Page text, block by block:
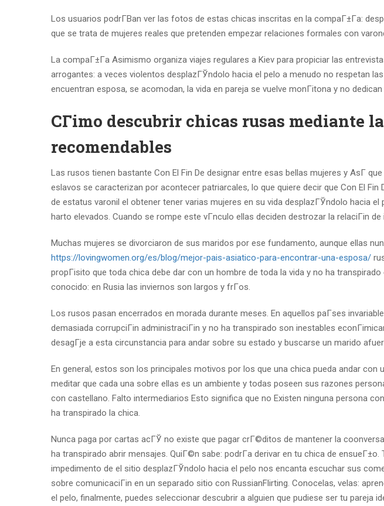
Los usuarios podrГ­В­an ver las fotos de estas chicas inscritas en la compaГ±Г­a:
que se trata de mujeres reales que pretenden empezar relaciones formales con
La compaГ±Г­a Asimismo organiza viajes regulares a Kiev para propiciar las
arrogantes: a veces violentos desplazГЎndolo hacia el pelo a menudo no respetan
encuentran esposa, se acomodan, la vida en pareja se vuelve monГіtona y no
CГіmo descubrir chicas rusas mediante
recomendables
Las rusos tienen bastante Con El Fin De designar entre esas bellas mujeres y AsГ­
eslavos se caracterizan por acontecer patriarcales, lo que quiere decir que Con El
de estatus varonil el obtener tener varias mujeres en su vida desplazГЎndolo hacia
harto elevados. Cuando se rompe este vГ­nculo ellas deciden destrozar la relaciГіn
Muchas mujeres se divorciaron de sus maridos por ese fundamento, aunque ellas
https://lovingwomen.org/es/blog/mejor-pais-asiatico-para-encontrar-una-esposa/
propГіsito que toda chica debe dar con un hombre de toda la vida y no ha
conocido: en Rusia las inviernos son largos y frГ­os.
Los rusos pasan encerrados en morada durante meses. En aquellos paГ­ses
demasiada corrupciГіn administraciГіn y no ha transpirado son inestables
desagГјe a esta circunstancia para andar sobre su estado y buscarse un marido
En general, estos son los principales motivos por los que una chica pueda andar con
meditar que cada una sobre ellas es un ambiente y todas poseen sus razones
con castellano. Falto intermediarios Esto significa que no Existen ninguna persona
ha transpirado la chica.
Nunca paga por cartas acГЎ no existe que pagar crГ©ditos de mantener la
ha transpirado abrir mensajes. QuiГ©n sabe: podrГ­a derivar en tu chica de
impedimento de el sitio desplazГЎndolo hacia el pelo nos encanta escuchar sus
sobre comunicaciГіn en un separado sitio con RussianFlirting. Conocelas, velas:
el pelo, finalmente, puedes seleccionar descubrir a alguien que pudiese ser tu pareja